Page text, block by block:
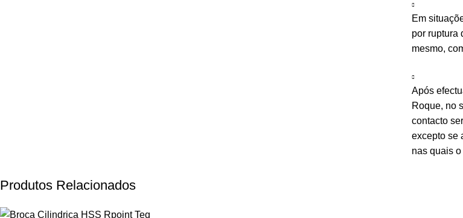
Em
por ruptura
mesmo,
Após
Roque, no
contacto
excepto se
nas quais
Produtos Relacionados